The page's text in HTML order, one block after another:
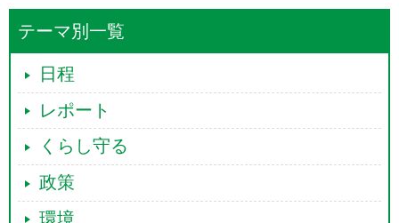
テーマ別一覧
日程
レポート
くらし守る
政策
環境